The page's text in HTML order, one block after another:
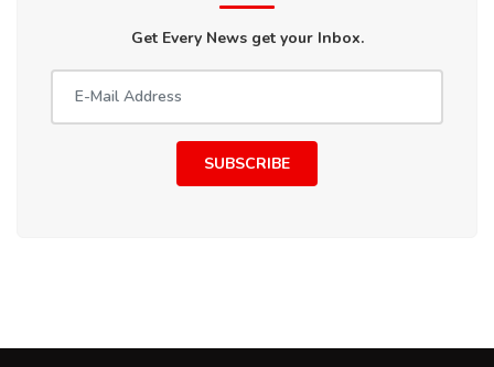
Get Every News get your Inbox.
SUBSCRIBE